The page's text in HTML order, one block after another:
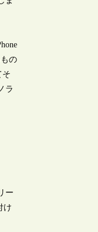
の
そ
ラ
ー
け